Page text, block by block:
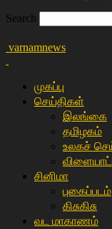
Search
varnamnews
முகப்பு
செய்திகள்
இலங்கை
த‌மிழக‌ம்
உலகச்
சி‌னிமா
புகைப்படம்
கிசு‌கிசு
வட மாகாணம்